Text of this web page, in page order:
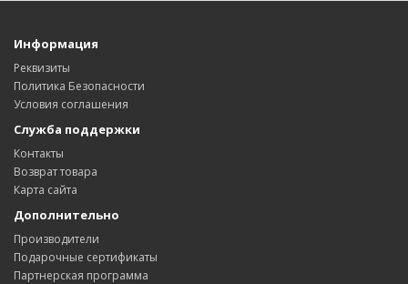
Информация
Реквизиты
Политика Безопасности
Условия соглашения
Служба поддержки
Контакты
Возврат товара
Карта сайта
Дополнительно
Производители
Подарочные сертификаты
Партнерская программа